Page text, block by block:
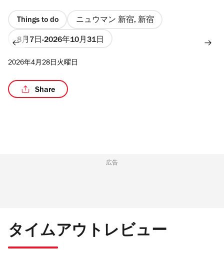
Things to do ニュウマン 新宿, 新宿
8月7日 2026年10月31日
2026年4月28日火曜日
Share
広告
タイムアウトレビュー